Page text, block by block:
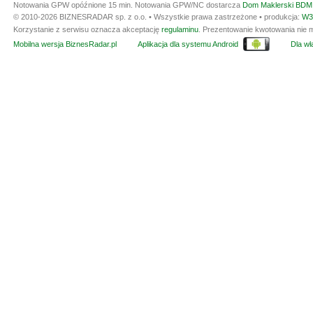
Notowania GPW opóźnione 15 min. Notowania GPW/NC dostarcza Dom Maklerski
© 2010-2026 BIZNESRADAR sp. z o.o. • Wszystkie prawa zastrzeżone • produkcja:
Korzystanie z serwisu oznacza akceptację regulaminu . Prezentowanie kwotowania
Mobilna wersja BiznesRadar.pl
Aplikacja dla systemu Android Dla